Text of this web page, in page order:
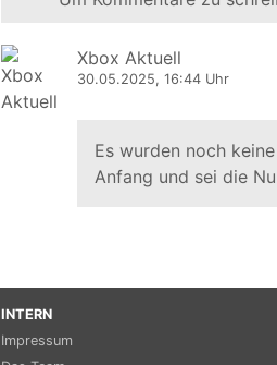
Xbox Aktuell
30.05.2025, 16:44 Uhr
Es wurden noch
Anfang und sei die
INTERN
Impressum